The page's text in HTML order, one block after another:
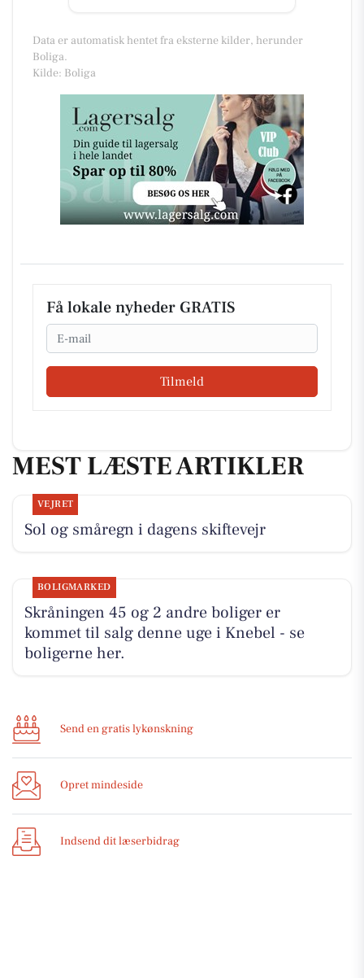
Data er automatisk hentet fra eksterne kilder, herunder
Boliga.
Kilde: Boliga
Få lokale nyheder GRATIS
Email
Tilmeld
MEST LÆSTE ARTIKLER
VEJRET
Sol og småregn i dagens skiftevejr
BOLIGMARKED
Skråningen 45 og 2 andre boliger er
kommet til salg denne uge i Knebel - se
boligerne her.
Send en gratis lykønskning
Opret mindeside
Indsend dit læserbidrag